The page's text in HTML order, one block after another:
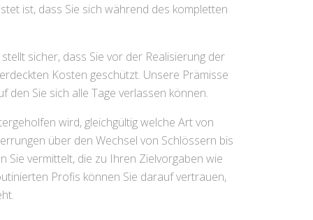
ist, dass Sie sich während des kompletten
sicher, dass Sie vor der Realisierung der
Kosten geschützt. Unsere Prämisse
Sie sich alle Tage verlassen können.
wird, gleichgültig welche Art von
über den Wechsel von Schlössern bis
vermittelt, die zu Ihren Zielvorgaben wie
Profis können Sie darauf vertrauen,